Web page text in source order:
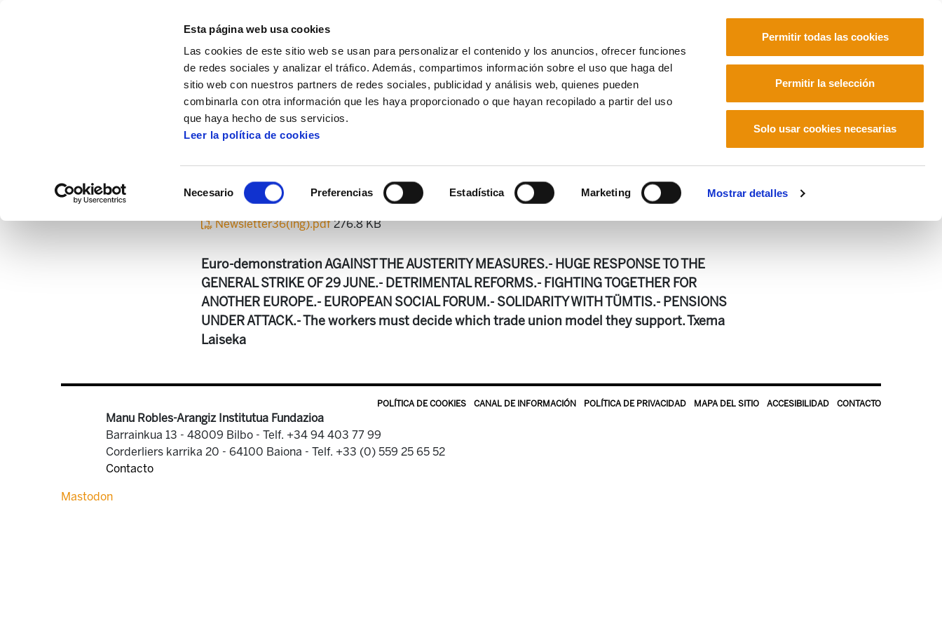
Esta página web usa cookies
Las cookies de este sitio web se usan para personalizar el contenido y los anuncios, ofrecer funciones
de redes sociales y analizar el tráfico. Además, compartimos información sobre el uso que haga del
sitio web con nuestros partners de redes sociales, publicidad y análisis web, quienes pueden
combinarla con otra información que les haya proporcionado o que hayan recopilado a partir del uso
que haya hecho de sus servicios.
Leer la política de cookies
Necesario Preferencias Estadística Marketing Mostrar detalles
Permitir todas las cookies
Permitir la selección
Solo usar cookies necesarias
Centro de documentación Newsletter
Newsletter36(ing).pdf276.8 KB
Euro-demonstration AGAINST THE AUSTERITY MEASURES.- HUGE RESPONSE TO THE
GENERAL STRIKE OF 29 JUNE.- DETRIMENTAL REFORMS.- FIGHTING TOGETHER FOR
ANOTHER EUROPE.- EUROPEAN SOCIAL FORUM.- SOLIDARITY WITH TÜMTIS.- PENSIONS
UNDER ATTACK.- The workers must decide which trade union model they support. Txema
Laiseka
POLÍTICA DE COOKIES CANAL DE INFORMACIÓN POLÍTICA DE PRIVACIDAD MAPA DEL SITIO ACCESIBILIDAD CONTACTO
Manu Robles-Arangiz Institutua Fundazioa
Barrainkua 13 - 48009 Bilbo - Telf. +34 94 403 77 99
Corderliers karrika 20 - 64100 Baiona - Telf. +33 (0) 559 25 65 52
Contacto
Mastodon